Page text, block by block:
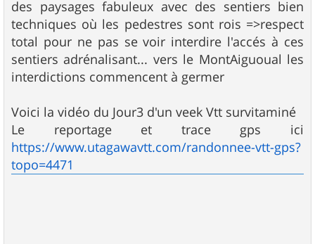
g
e
des paysages fabuleux avec des sentiers bien
techniques où les pedestres sont rois =>respect
total pour ne pas se voir interdire l'accés à ces
sentiers adrénalisant... vers le MontAiguoual les
interdictions commencent à germer
Voici la vidéo du Jour3 d'un veek Vtt survitaminé
Le reportage et trace gps ici
https://www.utagawavtt.com/randonnee-vtt-gps?
topo=4471